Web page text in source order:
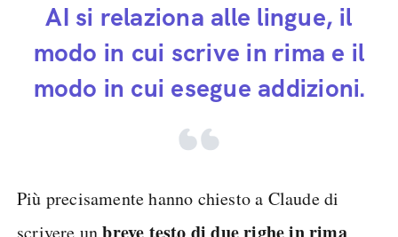
AI si relaziona alle lingue, il
modo in cui scrive in rima e il
modo in cui esegue addizioni.
Più precisamente hanno chiesto a Claude di